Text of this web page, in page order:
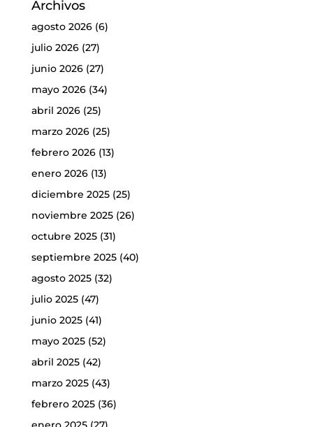
Archivos
agosto 2026(6)
julio 2026(27)
junio 2026(27)
mayo 2026(34)
abril 2026(25)
marzo 2026(25)
febrero 2026(13)
enero 2026(13)
diciembre 2025(25)
noviembre 2025(26)
octubre 2025(31)
septiembre 2025(40)
agosto 2025(32)
julio 2025(47)
junio 2025(41)
mayo 2025(52)
abril 2025(42)
marzo 2025(43)
febrero 2025(36)